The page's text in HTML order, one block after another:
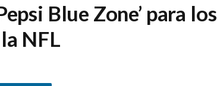
Blue Zone’ para los
NFL